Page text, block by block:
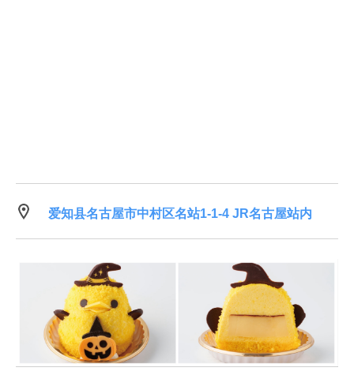
爱知县名古屋市中村区名站1-1-4 JR名古屋站内